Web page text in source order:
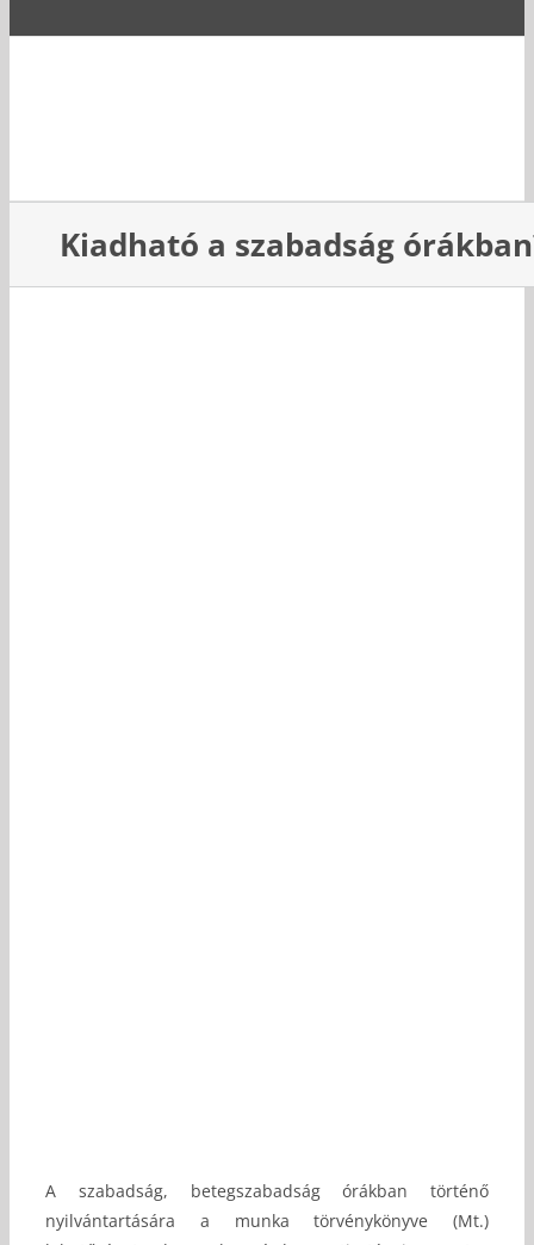
Kiadható a szabadság
A szabadság, betegszabadság órákban történő
nyilvántartására a munka törvénykönyve (Mt.)